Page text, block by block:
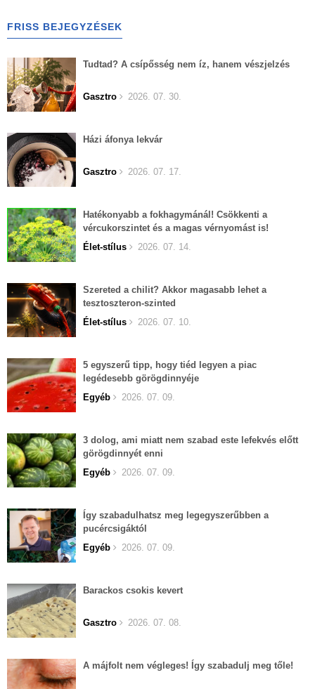
FRISS BEJEGYZÉSEK
Tudtad? A csípősség nem íz, hanem vészjelzés
Gasztro 2026. 07. 30.
Házi áfonya lekvár
Gasztro 2026. 07. 17.
Hatékonyabb a fokhagymánál! Csökkenti a
vércukorszintet és a magas vérnyomást is!
Élet-stílus
2026. 07. 14.
Szereted a chilit? Akkor magasabb lehet a
tesztoszteron-szinted
Élet-stílus
2026. 07. 10.
5 egyszerű tipp, hogy tiéd legyen a piac
legédesebb görögdinnyéje
Egyéb
2026. 07. 09.
3 dolog, ami miatt nem szabad este lefekvés előtt
görögdinnyét enni
Egyéb
2026. 07. 09.
Így szabadulhatsz meg legegyszerűbben a
pucércsigáktól
Egyéb
2026. 07. 09.
Barackos csokis kevert
Gasztro 2026. 07. 08.
A májfolt nem végleges! Így szabadulj meg tőle!